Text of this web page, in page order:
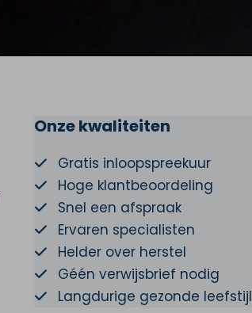
Onze kwaliteiten
Gratis inloopspreekuur
Hoge klantbeoordeling
Snel een afspraak
Ervaren specialisten
Helder over herstel
Géén verwijsbrief nodig
Langdurige gezonde leefstijl